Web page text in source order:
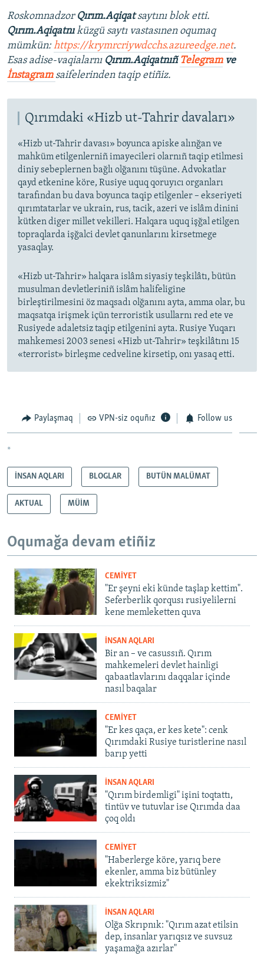
Roskomnadzor Qırım.Aqiqatsaytını blok etti.
Qırım.Aqiqatnıküzgü saytı vastasınen oqumaq
mümkün:https://krymrcriywdcchs.azureedge.net.
Esas adise-vaqialarnı Qırım.AqiqatnıñTelegramve
İnstagram saifelerinden taqip etiñiz.
Qırımdaki «Hizb ut-Tahrir davaları»
«Hizb ut-Tahrir davası» boyunca apiske alınğan ve
mahküm etilgenlerniñ imayecileri olarnıñ taqip etilmesi
diniy sebeplernen bağlı olğanını tüşüne. Advokatlar
qayd etkenine köre, Rusiye uquq qoruyıcı organları
tarafından bu dava boyunca taqip etilgenler – ekseriyeti
qırımtatarlar ve ukrain, rus, tacik, azeri ve islâm dinini
kütken diger millet vekilleri. Halqara uquq işğal etilgen
topraqlarda işğalci devlet qanunlarını kirsetmege
yasaqlay.
«Hizb ut-Tahrir» halqara islâm siyasiy teşkilâtı, bütün
musulman devletleriniñ islâm halifeligine
birleştirilmesini öz maqsadı olğanını ayta, amma olar, bu
maqsatqa irişmek içün terroristik usullarnı red ete ve
Rusiyede adaletsiz taqip etilgenini ayta. Rusiye Yuqarı
mahkemesi 2003 senesi «Hizb ut-Tahrir» teşkilâtını 15
«terrorist» birleşme cedveline kirsetip, onı yasaq etti.
Paylaşmaq VPN-siz oquñız Follow us
*
İNSAN AQLARI BLOGLAR BUTÜN MALÜMAT
AKTUAL MÜİM
Oqumağa devam etiñiz
CEMİYET
"Er şeyni eki künde taşlap kettim".
Seferberlik qorqusı rusiyelilerni
kene memleketten quva
İNSAN AQLARI
Bir an – ve casussıñ. Qırım
mahkemeleri devlet hainligi
qabaatlavlarını daqqalar içinde
nasıl baqalar
CEMİYET
"Er kes qaça, er kes kete": cenk
Qırımdaki Rusiye turistlerine nasıl
barıp yetti
İNSAN AQLARI
"Qırım birdemligi" işini toqtattı,
tintüv ve tutuvlar ise Qırımda daa
çoq oldı
CEMİYET
"Haberlerge köre, yarıq bere
ekenler, amma biz bütünley
ekektriksizmiz"
İNSAN AQLARI
Olğa Skrıpnık: "Qırım azat etilsin
dep, insanlar yarıqsız ve suvsuz
yaşamağa azırlar"